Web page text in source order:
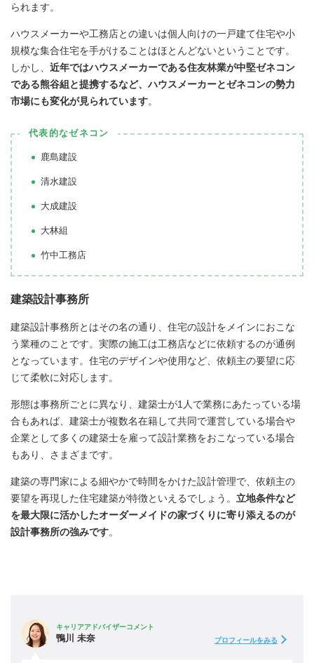
られます。
ハウスメーカーや工務店との違いは個人向けの一戸建て住宅や小
規模な集合住宅を手がけることはほとんどないということです。
しかし、 近年ではハウスメーカーである住友林業が中堅ゼネコン
である熊谷組と提携するなど、ハウスメーカーとゼネコンの勢力
市場にも変化が見られています。
代表的なゼネコン
鹿島建設
清水建設
大成建設
大林組
竹中工務店
建築設計事務所
建築設計事務所とはその名の通り、住宅の設計をメインにおこな
う業種のことです。実際の施工は工務店などに依頼するのが通例
となっています。住宅のデザインや使用など、依頼主の要望に応
じて柔軟に対応します。
形態は事務所ごとに異なり、建築士が1人で業務にあたっている場
合もあれば、建築士が複数名在籍して共同で運営している場合や
企業として多くの建築士を雇って設計業務をおこなっている場合
もあり、さまざまです。
建築の専門家による細やかで時間をかけた設計管理で、依頼主の
要望を再現した住宅建築が特徴といえるでしょう。 立地条件など
を最大限に活かしたオーダーメイドの家づくりに寄り添えるのが
設計事務所の強みです。
キャリアアドバイザーコメント
鴨川 未奈 プロフィールをみる